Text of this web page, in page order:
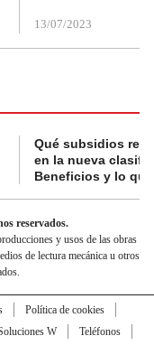
13/07/2023
Qué subsidios
en la nueva
Beneficios y lo
reservados.
y usos de las obras
de lectura mecánica u otros
Política de cookies
W
Teléfonos